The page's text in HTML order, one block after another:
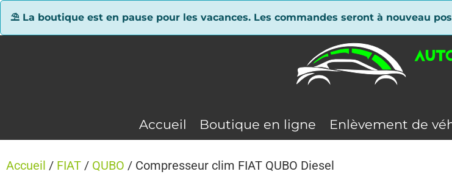
⛱ La boutique est en pause pour les vacances. Les commandes seront à nouveau
Accueil Boutique en ligne Enlèvement de
Accueil / FIAT / QUBO / Compresseur clim FIAT QUBO Diesel
Panneau de gestion des cookies